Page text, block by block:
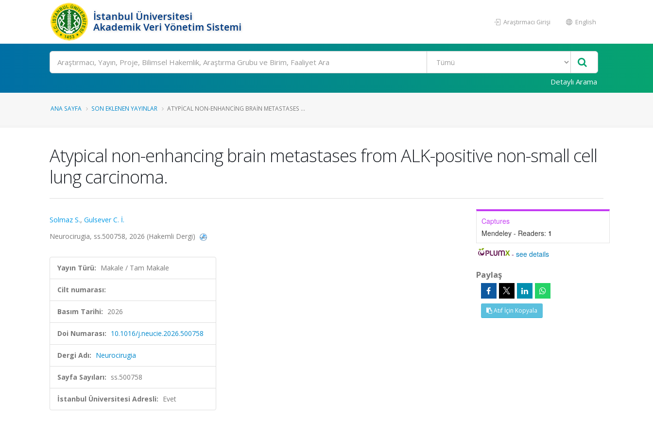
İstanbul Üniversitesi
Akademik Veri Yönetim Sistemi
Araştırmacı Girişi English
Ara
Detaylı Arama
ANA SAYFA SON EKLENEN YAYINLAR ATYPICAL NON-ENHANCING BRAIN METASTASES ...
Atypical non-enhancing brain metastases from ALK-positive non-small cell
lung carcinoma.
Solmaz S., Gulsever C. İ.
Neurocirugia, ss.500758, 2026 (Hakemli Dergi)
Yayın Türü: Makale / Tam Makale
Cilt numarası:
Basım Tarihi: 2026
Doi Numarası: 10.1016/j.neucie.2026.500758
Dergi Adı: Neurocirugia
Sayfa Sayıları: ss.500758
İstanbul Üniversitesi Adresli: Evet
Captures
Mendeley - Readers: 1
-see details
Paylaş
Atıf İçin Kopyala